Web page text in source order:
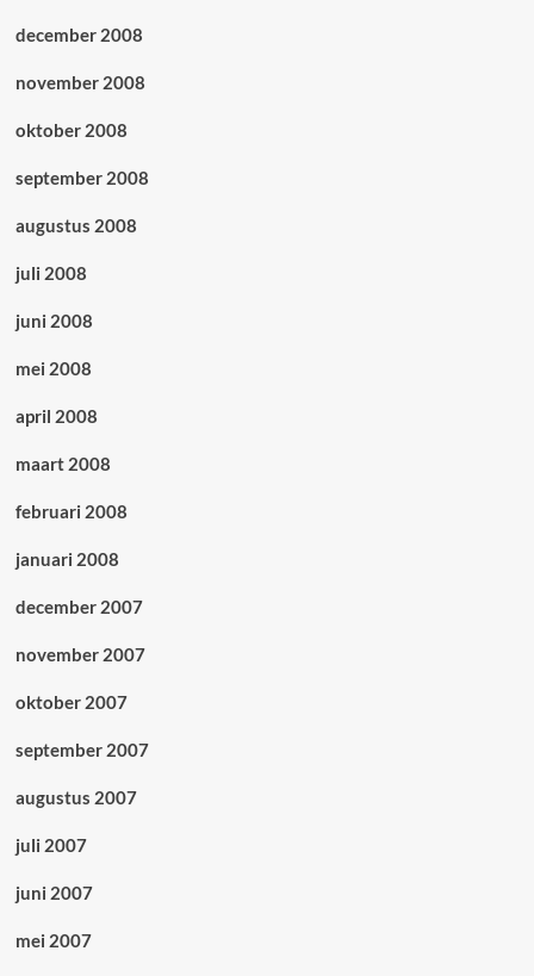
december 2008
november 2008
oktober 2008
september 2008
augustus 2008
juli 2008
juni 2008
mei 2008
april 2008
maart 2008
februari 2008
januari 2008
december 2007
november 2007
oktober 2007
september 2007
augustus 2007
juli 2007
juni 2007
mei 2007